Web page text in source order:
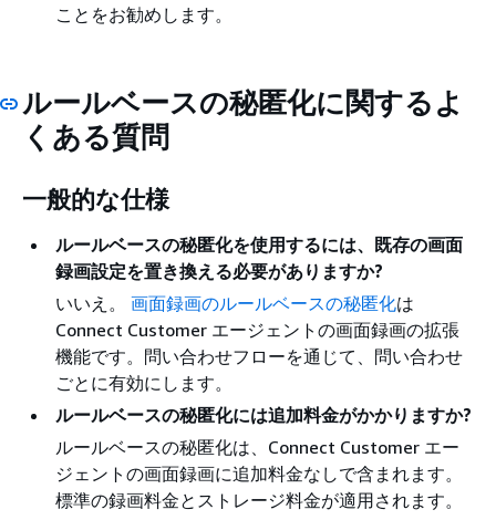
ことをお勧めします。
ルールベースの秘匿化に関するよ
くある質問
一般的な仕様
ルールベースの秘匿化を使用するには、既存の画面
録画設定を置き換える必要がありますか?
いいえ。 画面録画のルールベースの秘匿化は
Connect Customer エージェントの画面録画の拡張
機能です。問い合わせフローを通じて、問い合わせ
ごとに有効にします。
ルールベースの秘匿化には追加料金がかかりますか?
ルールベースの秘匿化は、Connect Customer エー
ジェントの画面録画に追加料金なしで含まれます。
標準の録画料金とストレージ料金が適用されます。